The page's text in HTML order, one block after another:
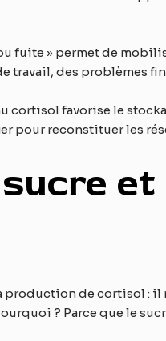
fuite » permet de
travail, des problèmes
favorise le
pour reconstituer les
production de cortisol :
? Parce que le